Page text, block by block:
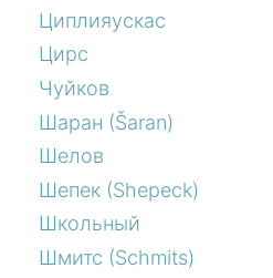
Циплияускас
Цирс
Чуйков
Шаран (Šaran)
Шелов
Шепек (Shepeck)
Школьный
Шмитс (Schmits)